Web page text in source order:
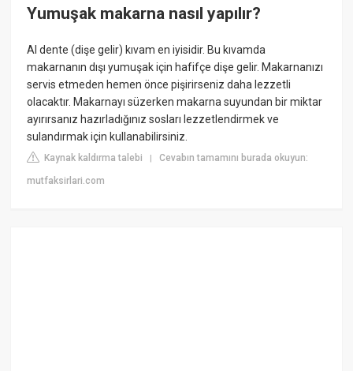
Yumuşak makarna nasıl yapılır?
Al dente (dişe gelir) kıvam en iyisidir. Bu kıvamda
makarnanın dışı yumuşak için hafifçe dişe gelir. Makarnanızı
servis etmeden hemen önce pişirirseniz daha lezzetli
olacaktır. Makarnayı süzerken makarna suyundan bir miktar
ayırırsanız hazırladığınız sosları lezzetlendirmek ve
sulandırmak için kullanabilirsiniz.
Kaynak kaldırma talebi |Cevabın tamamını burada okuyun:
mutfaksirlari.com